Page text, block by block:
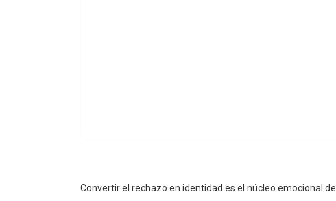
Convertir el rechazo en identidad es el núcleo emocional